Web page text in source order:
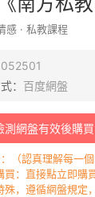
感 · 私教課程
052501
： 百度網盤
測網盤有效後購買
（認真理解每一個
：直接點立即購
，遵循網盤規定